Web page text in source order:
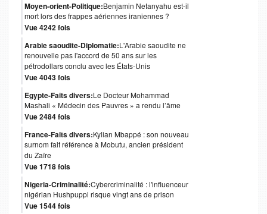
Moyen-orient-Politique:Benjamin Netanyahu est-il
mort lors des frappes aériennes iraniennes ?
Vue 4242 fois
Arabie saoudite-Diplomatie:L'Arabie saoudite ne
renouvelle pas l'accord de 50 ans sur les
pétrodollars conclu avec les États-Unis
Vue 4043 fois
Egypte-Faits divers:Le Docteur Mohammad
Mashali « Médecin des Pauvres » a rendu l’âme
Vue 2484 fois
France-Faits divers:Kylian Mbappé : son nouveau
surnom fait référence à Mobutu, ancien président
du Zaïre
Vue 1718 fois
Nigeria-Criminalité:Cybercriminalité : l'influenceur
nigérian Hushpuppi risque vingt ans de prison
Vue 1544 fois